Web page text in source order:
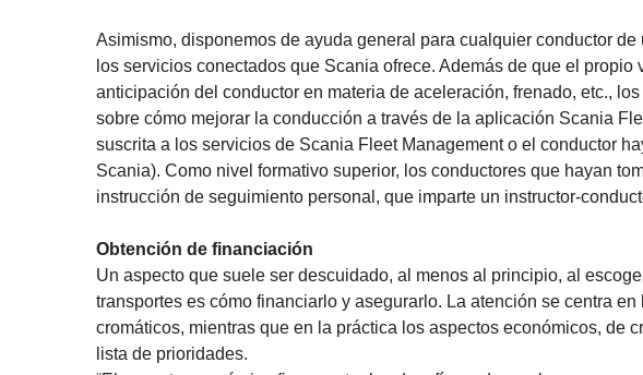
Asimismo, disponemos de ayuda general para cualquier conductor
los servicios conectados que Scania ofrece. Además de que el
anticipación del conductor en materia de aceleración, frenado, etc.,
sobre cómo mejorar la conducción a través de la aplicación Scania
suscrita a los servicios de Scania Fleet Management o el conductor
Scania). Como nivel formativo superior, los conductores que hayan
instrucción de seguimiento personal, que imparte un instructor-
Obtención de financiación
Un aspecto que suele ser descuidado, al menos al principio, al
transportes es cómo financiarlo y asegurarlo. La atención se centra
cromáticos, mientras que en la práctica los aspectos económicos, de
lista de prioridades.